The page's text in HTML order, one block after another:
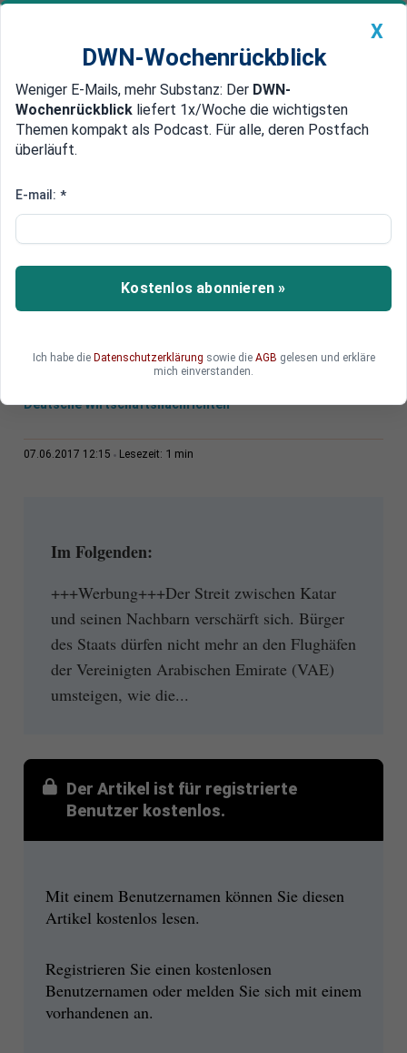
Newsticker MEIN DWN: Geldanlage Premium
Edelmetalle DWN-Magazin China
Erneute Verschärfung
Emirate sperren Flughäfen für
Staatsbürger von Katar
Die Vereinigten Arabischen Emirate verbieten
Deutsche Wirtschaftsnachrichten
07.06.2017 12:15 Lesezeit: 1 min
Im Folgenden:
+++Werbung+++Der Streit zwischen Katar
und seinen Nachbarn verschärft sich. Bürger
des Staats dürfen nicht mehr an den Flughäfen
der Vereinigten Arabischen Emirate (VAE)
umsteigen, wie die...
Der Artikel ist für registrierte
Benutzer kostenlos.
Mit einem Benutzernamen können Sie diesen
Artikel kostenlos lesen.
Registrieren Sie einen kostenlosen
Benutzernamen oder melden Sie sich mit einem
vorhandenen an.
X
DWN-Wochenrückblick
Weniger E-Mails, mehr Substanz: Der DWN-
Wochenrückblick liefert 1x/Woche die wichtigsten
Themen kompakt als Podcast. Für alle, deren Postfach
überläuft.
E-mail: *
Kostenlos abonnieren »
Ich habe die Datenschutzerklärung sowie die AGB gelesen und erkläre
mich einverstanden.